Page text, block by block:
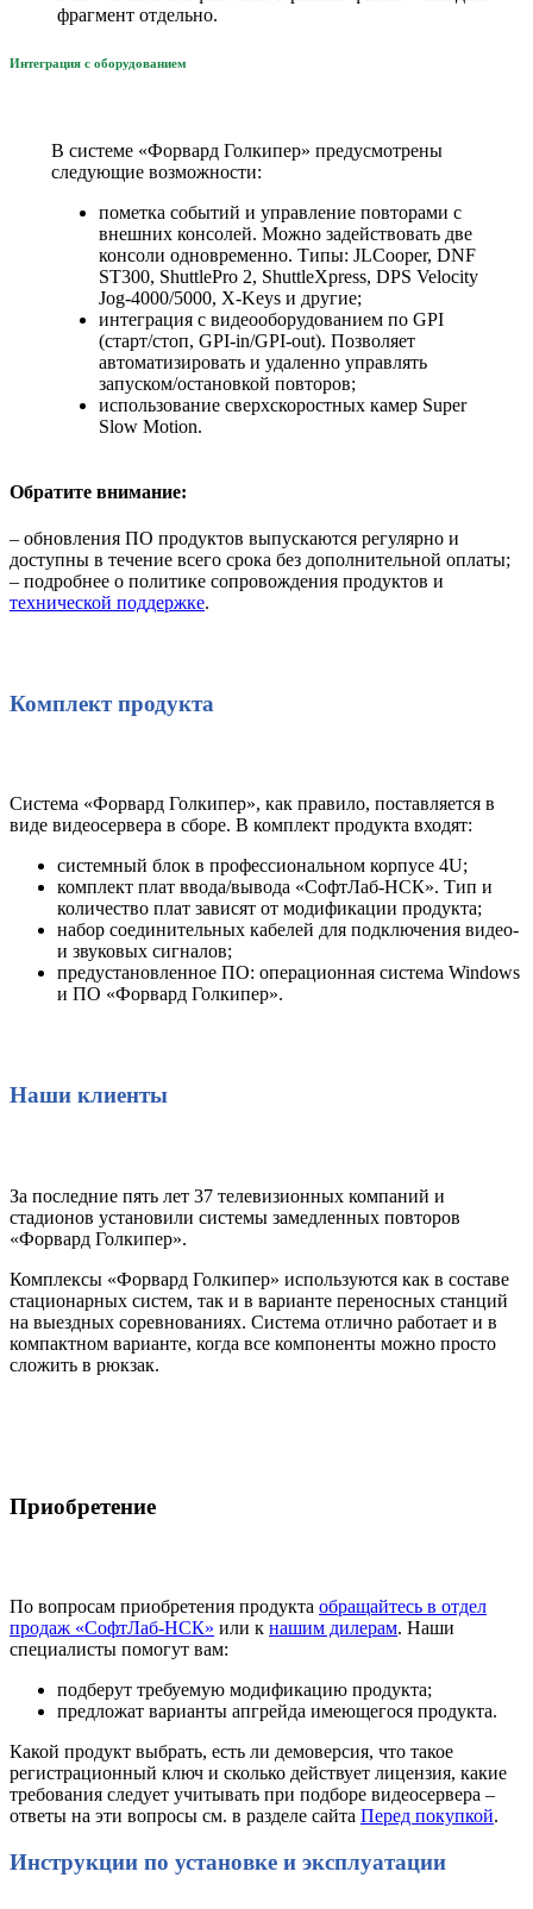
фрагмент отдельно.
Интеграция с оборудованием
В системе «Форвард Голкипер» предусмотрены
следующие возможности:
пометка событий и управление повторами с
внешних консолей. Можно задействовать две
консоли одновременно. Типы: JLCooper, DNF
ST300, ShuttlePro 2, ShuttleXpress, DPS Velocity
Jog-4000/5000, X-Keys и другие;
интеграция с видеооборудованием по GPI
(старт/стоп, GPI-in/GPI-out). Позволяет
автоматизировать и удаленно управлять
запуском/остановкой повторов;
использование сверхскоростных камер Super
Slow Motion.
Обратите внимание:
– обновления ПО продуктов выпускаются регулярно и
доступны в течение всего срока без дополнительной оплаты;
– подробнее о политике сопровождения продуктов и
технической поддержке.
Комплект продукта
Система «Форвард Голкипер», как правило, поставляется в
виде видеосервера в сборе. В комплект продукта входят:
системный блок в профессиональном корпусе 4U;
комплект плат ввода/вывода «СофтЛаб-НСК». Тип и
количество плат зависят от модификации продукта;
набор соединительных кабелей для подключения видео-
и звуковых сигналов;
предустановленное ПО: операционная система Windows
и ПО «Форвард Голкипер».
Наши клиенты
За последние пять лет 37 телевизионных компаний и
стадионов установили системы замедленных повторов
«Форвард Голкипер».
Комплексы «Форвард Голкипер» используются как в составе
стационарных систем, так и в варианте переносных станций
на выездных соревнованиях. Система отлично работает и в
компактном варианте, когда все компоненты можно просто
сложить в рюкзак.
Приобретение
По вопросам приобретения продукта обращайтесь в отдел
продаж «СофтЛаб-НСК» или к нашим дилерам. Наши
специалисты помогут вам:
подберут требуемую модификацию продукта;
предложат варианты апгрейда имеющегося продукта.
Какой продукт выбрать, есть ли демоверсия, что такое
регистрационный ключ и сколько действует лицензия, какие
требования следует учитывать при подборе видеосервера –
ответы на эти вопросы см. в разделе сайта Перед покупкой.
Инструкции по установке и эксплуатации